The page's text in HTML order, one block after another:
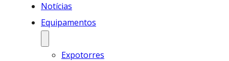
Notícias
Equipamentos
Expotorres